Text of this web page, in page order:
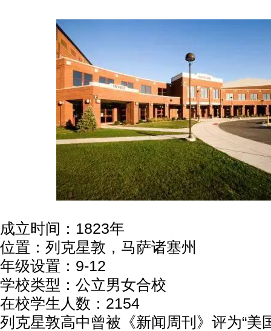
成立时间：1823年
位置：列克星敦，马萨诸塞州
年级设置：9-12
学校类型：公立男女合校
在校学生人数：2154
列克星敦高中曾被《新闻周刊》评为“美